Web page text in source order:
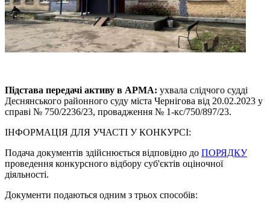
Підстава передачі активу в АРМА: ухвала слідчого судді
Деснянського районного суду міста Чернігова від 20.02.2023 у
справі № 750/2236/23, провадження № 1-кс/750/897/23.
ІНФОРМАЦІЯ ДЛЯ УЧАСТІ У КОНКУРСІ:
Подача документів здійснюється відповідно до ПОРЯДКУ
проведення конкурсного відбору суб'єктів оціночної
діяльності.
Документи подаються одним з трьох способів: